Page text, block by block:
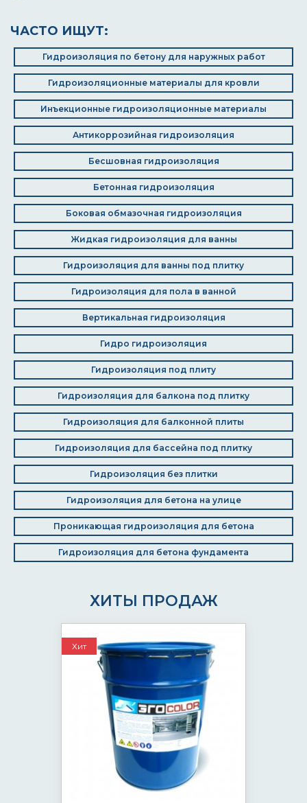
ЧАСТО ИЩУТ:
Гидроизоляция по бетону для наружных работ
Гидроизоляционные материалы для кровли
Инъекционные гидроизоляционные материалы
Антикоррозийная гидроизоляция
Бесшовная гидроизоляция
Бетонная гидроизоляция
Боковая обмазочная гидроизоляция
Жидкая гидроизоляция для ванны
Гидроизоляция для ванны под плитку
Гидроизоляция для пола в ванной
Вертикальная гидроизоляция
Гидро гидроизоляция
Гидроизоляция под плиту
Гидроизоляция для балкона под плитку
Гидроизоляция для балконной плиты
Гидроизоляция для бассейна под плитку
Гидроизоляция без плитки
Гидроизоляция для бетона на улице
Проникающая гидроизоляция для бетона
Гидроизоляция для бетона фундамента
ХИТЫ ПРОДАЖ
Хит